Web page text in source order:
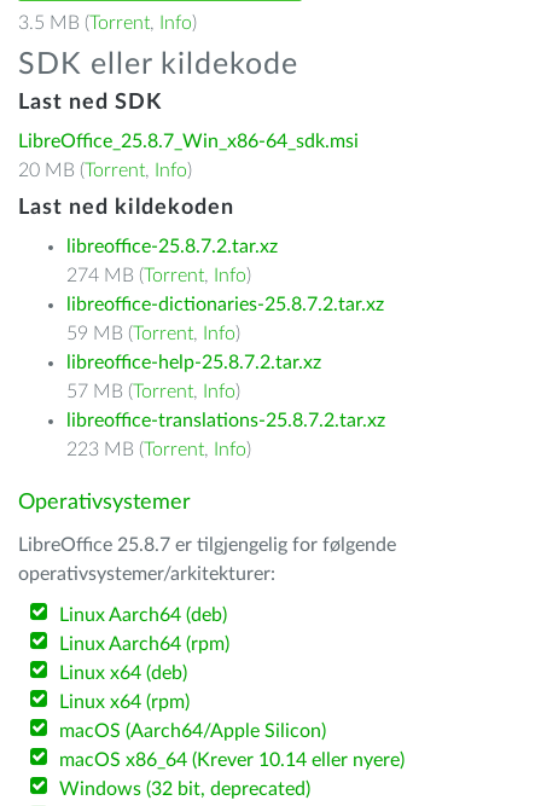
3.5 MB (Torrent, Info)
SDK eller kildekode
Last ned SDK
LibreOffice_25.8.7_Win_x86-64_sdk.msi
20 MB (Torrent, Info)
Last ned kildekoden
libreoffice-25.8.7.2.tar.xz
274 MB (Torrent, Info)
libreoffice-dictionaries-25.8.7.2.tar.xz
59 MB (Torrent, Info)
libreoffice-help-25.8.7.2.tar.xz
57 MB (Torrent, Info)
libreoffice-translations-25.8.7.2.tar.xz
223 MB (Torrent, Info)
Operativsystemer
LibreOffice 25.8.7 er tilgjengelig for følgende
operativsystemer/arkitekturer:
Linux Aarch64 (deb)
Linux Aarch64 (rpm)
Linux x64 (deb)
Linux x64 (rpm)
macOS (Aarch64/Apple Silicon)
macOS x86_64 (Krever 10.14 eller nyere)
Windows (32 bit, deprecated)